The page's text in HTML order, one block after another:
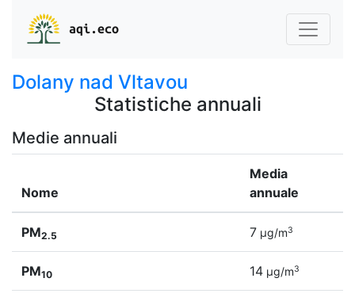
aqi.eco
Dolany nad Vltavou
Statistiche annuali
Medie annuali
Nome
Media
annuale
PM2.5 7 µg/m3
PM10 14 µg/m3